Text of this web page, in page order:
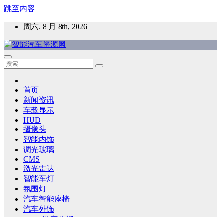
跳至内容
周六. 8 月 8th, 2026
智能汽车资源网
智能表面，智能内饰，新能源汽车，HMI，人车交互，智能车
首页
新闻资讯
车载显示
HUD
摄像头
智能内饰
调光玻璃
CMS
激光雷达
智能车灯
氛围灯
汽车智能座椅
汽车外饰